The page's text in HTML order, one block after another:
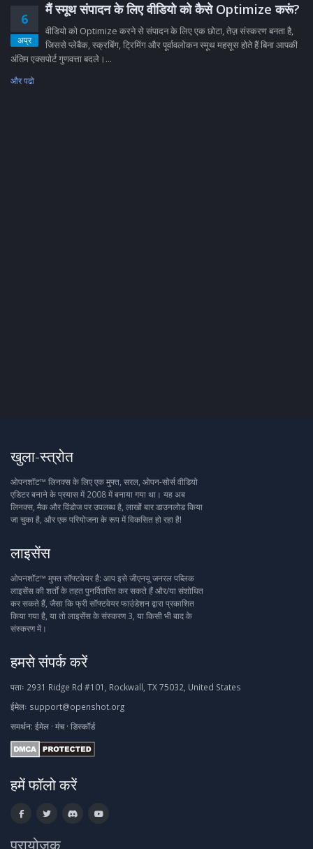
6
अप्र
मैं स्मूथ संपादन के लिए वीडियो को कैसे Optimize करूं?
वीडियो को Optimize करने से संपादन के लिए एक छोटा, तेज़ संस्करण बनता है,
जिससे प्लेबैक, स्क्रबिंग, ट्रिमिंग और पूर्वावलोकन स्मूथ महसूस होते हैं बिना आपकी
अंतिम एक्सपोर्ट गुणवत्ता बदले।...
और पढो
खुला-स्त्रोत
ओपनशॉट™ लिनक्स के लिए एक मुफ्त, सरल, ओपन-सोर्स वीडियो
एडिटर बनाने के प्रयास में 2008 में बनाया गया था। यह अब
लिनक्स, मैक और विंडोज पर उपलब्ध है, लाखों बार डाउनलोड किया
जा चुका है, और एक परियोजना के रूप में विकसित हो रहा है!
लाइसेंस
ओपनशॉट™ मुफ्त सॉफ्टवेयर है: आप इसे जीएनयू जनरल पब्लिक
लाइसेंस की शर्तों के तहत पुनर्वितरित कर सकते हैं और/या संशोधित
कर सकते हैं, जैसा कि फ्री सॉफ्टवेयर फाउंडेशन द्वारा प्रकाशित
किया गया है, या तो लाइसेंस के संस्करण 3, या किसी भी बाद के
संस्करण में।
हमसे संपर्क करें
पताः 2931 Ridge Rd #101, Rockwall, TX 75032, United States
ईमेलः support@openshot.org
समर्थन: ईमेल · मंच· डिस्कॉर्ड
हमें फॉलो करें
प्रायोजक